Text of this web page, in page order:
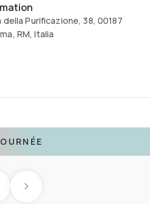
della Purificazione, 38, 00187
RM, Italia
Next day